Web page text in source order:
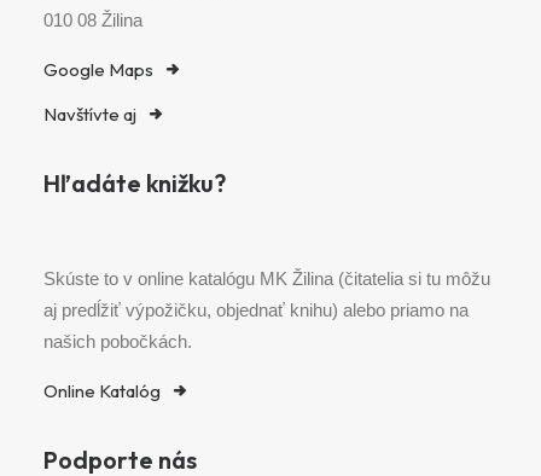
010 08 Žilina
Google Maps
Navštívte aj
Hľadáte knižku?
Skúste to v online katalógu MK Žilina (čitatelia si tu môžu
aj predĺžiť výpožičku, objednať knihu) alebo priamo na
našich pobočkách.
Online Katalóg
Podporte nás